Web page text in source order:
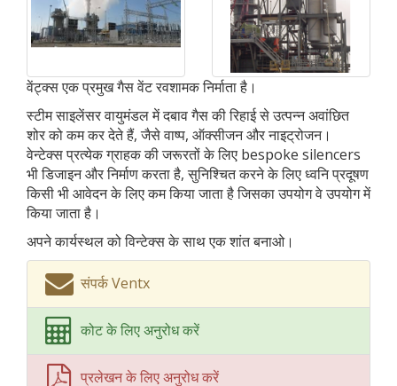
वेंट्क्स एक प्रमुख गैस वेंट रवशामक निर्माता है।
स्टीम साइलेंसर वायुमंडल में दबाव गैस की रिहाई से उत्पन्न अवांछित
शोर को कम कर देते हैं, जैसे वाष्प, ऑक्सीजन और नाइट्रोजन।
वेन्टेक्स प्रत्येक ग्राहक की जरूरतों के लिए bespoke silencers
भी डिजाइन और निर्माण करता है, सुनिश्चित करने के लिए ध्वनि प्रदूषण
किसी भी आवेदन के लिए कम किया जाता है जिसका उपयोग वे उपयोग में
किया जाता है।
अपने कार्यस्थल को विन्टेक्स के साथ एक शांत बनाओ।
संपर्क Ventx
कोट के लिए अनुरोध करें
प्रलेखन के लिए अनुरोध करें